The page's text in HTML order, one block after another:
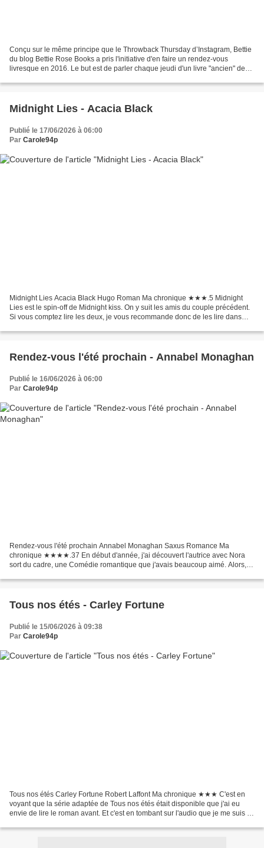
Conçu sur le même principe que le Throwback Thursday d’Instagram, Bettie
du blog Bettie Rose Books a pris l'initiative d'en faire un rendez-vous
livresque en 2016. Le but est de parler chaque jeudi d'un livre "ancien" de
Midnight Lies - Acacia Black
Publié le 17/06/2026 à 06:00
Par Carole94p
Midnight Lies Acacia Black Hugo Roman Ma chronique ★★★.5 Midnight
Lies est le spin-off de Midnight kiss. On y suit les amis du couple précédent.
Si vous comptez lire les deux, je vous recommande donc de les lire dans
Rendez-vous l'été prochain - Annabel Monaghan
Publié le 16/06/2026 à 06:00
Par Carole94p
Rendez-vous l'été prochain Annabel Monaghan Saxus Romance Ma
chronique ★★★★.37 En début d'année, j'ai découvert l'autrice avec Nora
sort du cadre, une Comédie romantique que j'avais beaucoup aimé. Alors,
Tous nos étés - Carley Fortune
Publié le 15/06/2026 à 09:38
Par Carole94p
Tous nos étés Carley Fortune Robert Laffont Ma chronique ★★★ C'est en
voyant que la série adaptée de Tous nos étés était disponible que j'ai eu
envie de lire le roman avant. Et c'est en tombant sur l'audio que je me suis dit